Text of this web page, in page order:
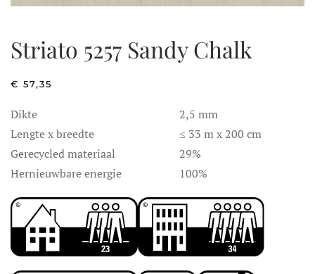
Striato 5257 Sandy Chalk
€ 57,35
Dikte
2,5 mm
Lengte x breedte
≤ 33 m x 200 cm
Gerecycled materiaal
29%
Hernieuwbare energie
100%